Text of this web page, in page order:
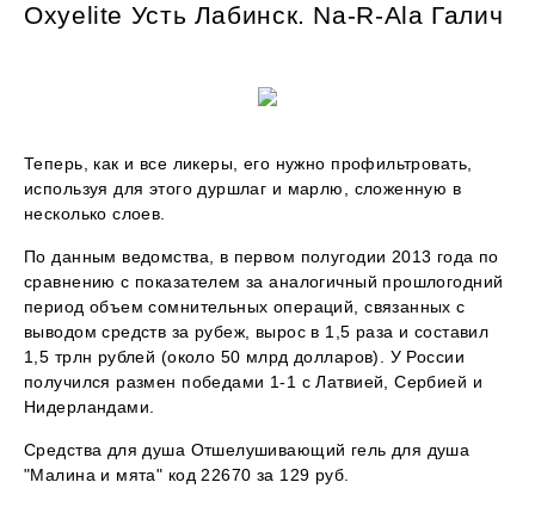
Oxyelite Усть Лабинск. Na-R-Ala Галич
Теперь, как и все ликеры, его нужно профильтровать,
используя для этого дуршлаг и марлю, сложенную в
несколько слоев.
По данным ведомства, в первом полугодии 2013 года по
сравнению с показателем за аналогичный прошлогодний
период объем сомнительных операций, связанных с
выводом средств за рубеж, вырос в 1,5 раза и составил
1,5 трлн рублей (около 50 млрд долларов). У России
получился размен победами 1-1 с Латвией, Сербией и
Нидерландами.
Средства для душа Отшелушивающий гель для душа
"Малина и мята" код 22670 за 129 руб.